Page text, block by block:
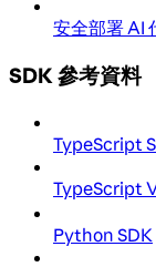
安全部署 AI
SDK 參考資料
TypeScript
TypeScript
Python SDK